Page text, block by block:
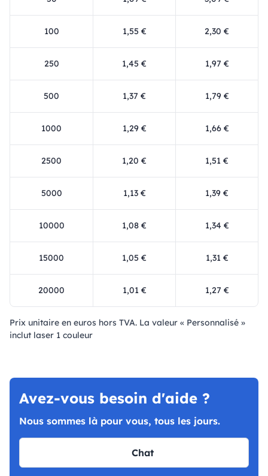
100 1,55 € 2,30 €
250 1,45 € 1,97 €
500 1,37 € 1,79 €
1000 1,29 € 1,66 €
2500 1,20 € 1,51 €
5000 1,13 € 1,39 €
10000 1,08 € 1,34 €
15000 1,05 € 1,31 €
20000 1,01 € 1,27 €
Prix ​​unitaire en euros hors TVA. La valeur « Personnalisé »
inclut laser 1 couleur
Avez-vous besoin d'aide ?
Nous sommes là pour vous, tous les jours.
Chat